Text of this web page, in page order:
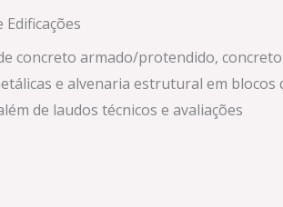
concreto armado/protendido,
e alvenaria estrutural em blocos
de laudos técnicos e avaliações